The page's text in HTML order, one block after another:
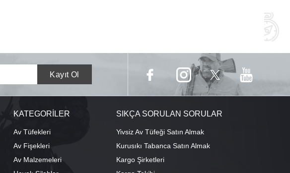
KATEGORİLER
Av Tüfekleri
Av Fişekleri
Av Malzemeleri
SIKÇA SORULAN SORULAR
Yivsiz Av Tüfeği Satın Almak
Kurusıkı Tabanca Satın Almak
Kargo Şirketleri